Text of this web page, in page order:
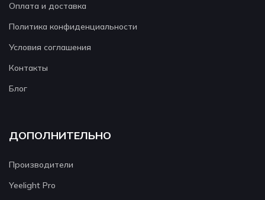
Оплата и доставка
Политика конфиденциальности
Условия соглашения
Контакты
Блог
ДОПОЛНИТЕЛЬНО
Производители
Yeelight Pro